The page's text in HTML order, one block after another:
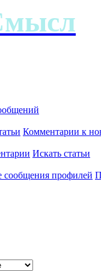
Комментарии к
Искать статьи
сообщения профилей